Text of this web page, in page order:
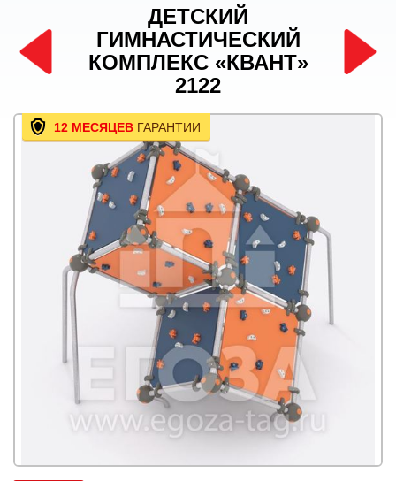
ДЕТСКИЙ
ГИМНАСТИЧЕСКИЙ
КОМПЛЕКС «КВАНТ»
2122
12 МЕСЯЦЕВ ГАРАНТИИ